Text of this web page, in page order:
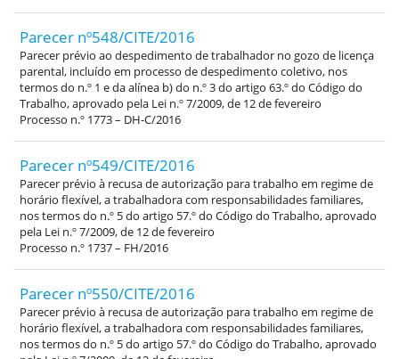
Parecer nº548/CITE/2016
Parecer prévio ao despedimento de trabalhador no gozo de licença
parental, incluído em processo de despedimento coletivo, nos
termos do n.º 1 e da alínea b) do n.º 3 do artigo 63.º do Código do
Trabalho, aprovado pela Lei n.º 7/2009, de 12 de fevereiro
Processo n.º 1773 – DH-C/2016
Parecer nº549/CITE/2016
Parecer prévio à recusa de autorização para trabalho em regime de
horário flexível, a trabalhadora com responsabilidades familiares,
nos termos do n.º 5 do artigo 57.º do Código do Trabalho, aprovado
pela Lei n.º 7/2009, de 12 de fevereiro
Processo n.º 1737 – FH/2016
Parecer nº550/CITE/2016
Parecer prévio à recusa de autorização para trabalho em regime de
horário flexível, a trabalhadora com responsabilidades familiares,
nos termos do n.º 5 do artigo 57.º do Código do Trabalho, aprovado